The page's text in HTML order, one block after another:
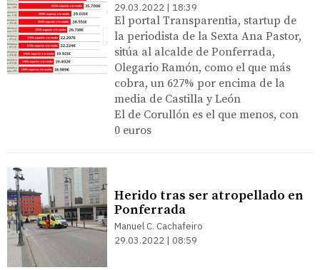
29.03.2022 | 18:39
El portal Transparentia, startup de
la periodista de la Sexta Ana Pastor,
sitúa al alcalde de Ponferrada,
Olegario Ramón, como el que más
cobra, un 627% por encima de la
media de Castilla y León
El de Corullón es el que menos, con
0 euros
Herido tras ser atropellado en
Ponferrada
Manuel C. Cachafeiro
29.03.2022 | 08:59